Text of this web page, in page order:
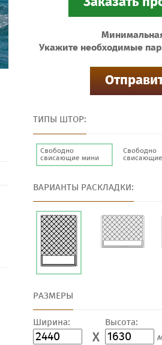
Укажите необходимые
ТИПЫ ШТОР:
Свободно
свисающие мини
Свободно
свисающие
ВАРИАНТЫ РАСКЛАДКИ:
РАЗМЕРЫ
Ширина:
X
Высота: